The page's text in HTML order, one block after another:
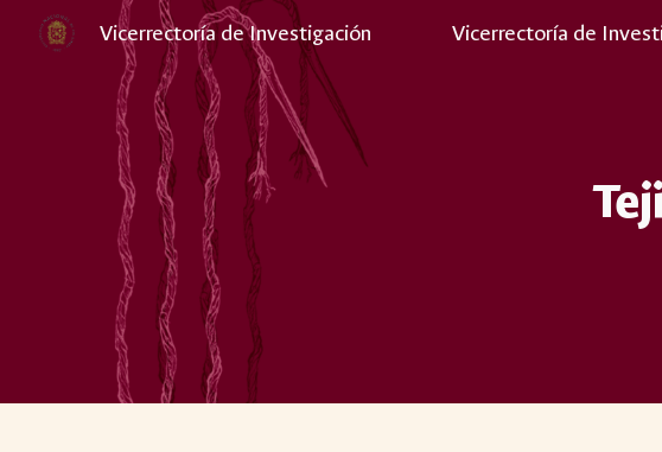
Skip to main
Vicerrectoría de Investigación Vicerrectoría de